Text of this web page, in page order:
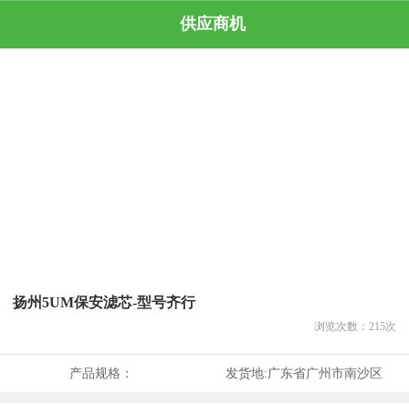
供应商机
扬州5UM保安滤芯-型号齐行
浏览次数： 215次
产品规格： 发货地:广东省广州市南沙区